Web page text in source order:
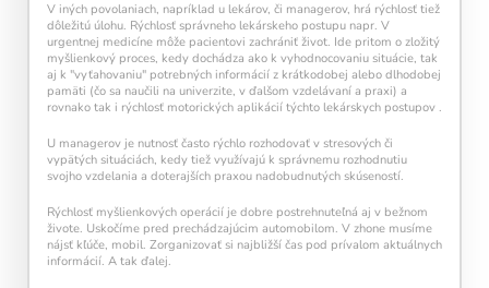
V iných povolaniach, napríklad u lekárov, či managerov, hrá rýchlosť tiež
dôležitú úlohu. Rýchlosť správneho lekárskeho postupu napr. V
urgentnej medicíne môže pacientovi zachrániť život. Ide pritom o zložitý
myšlienkový proces, kedy dochádza ako k vyhodnocovaniu situácie, tak
aj k "vyťahovaniu" potrebných informácií z krátkodobej alebo dlhodobej
pamäti (čo sa naučili na univerzite, v ďalšom vzdelávaní a praxi) a
rovnako tak i rýchlosť motorických aplikácií týchto lekárskych postupov .
U managerov je nutnosť často rýchlo rozhodovať v stresových či
vypätých situáciách, kedy tiež využívajú k správnemu rozhodnutiu
svojho vzdelania a doterajších praxou nadobudnutých skúseností.
Rýchlosť myšlienkových operácií je dobre postrehnuteľná aj v bežnom
živote. Uskočíme pred prechádzajúcim automobilom. V zhone musíme
nájsť kľúče, mobil. Zorganizovať si najbližší čas pod prívalom aktuálnych
informácií. A tak ďalej.